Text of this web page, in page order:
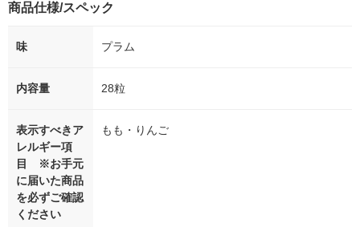
商品仕様/スペック
味 プラム
内容量 28粒
表示すべきア
レルギー項
目 ※お手元
に届いた商品
を必ずご確認
ください
もも・りんご